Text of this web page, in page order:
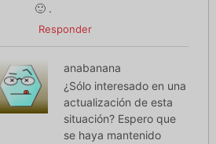
🙂 .
Responder
anabanana
¿Sólo interesado en una
actualización de esta
situación? Espero que
se haya mantenido